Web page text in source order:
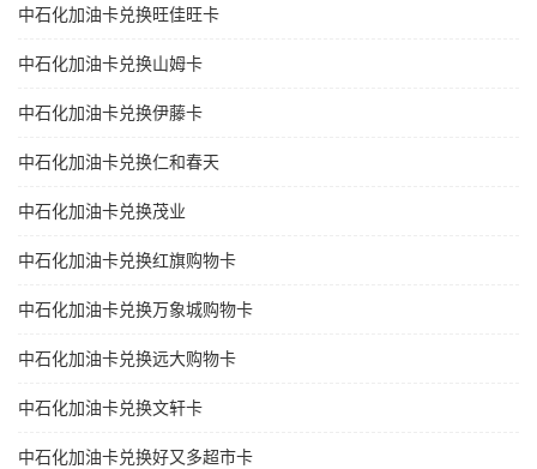
中石化加油卡兑换旺佳旺卡
中石化加油卡兑换山姆卡
中石化加油卡兑换伊藤卡
中石化加油卡兑换仁和春天
中石化加油卡兑换茂业
中石化加油卡兑换红旗购物卡
中石化加油卡兑换万象城购物卡
中石化加油卡兑换远大购物卡
中石化加油卡兑换文轩卡
中石化加油卡兑换好又多超市卡